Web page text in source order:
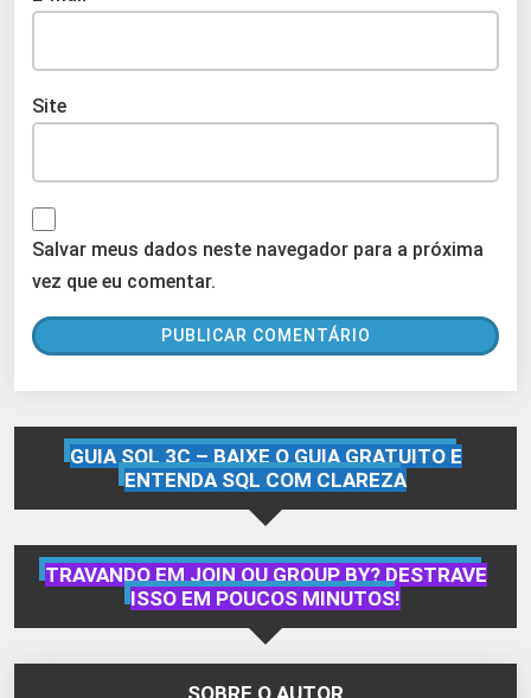
Site
Salvar meus dados neste navegador para a próxima
vez que eu comentar.
GUIA SQL 3C – BAIXE O GUIA GRATUITO E
ENTENDA SQL COM CLAREZA
TRAVANDO EM JOIN OU GROUP BY? DESTRAVE
ISSO EM POUCOS MINUTOS!